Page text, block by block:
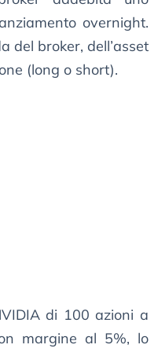
overnight.
del broker, dell’asset
(long o short).
di 100 azioni a
margine al 5%, lo